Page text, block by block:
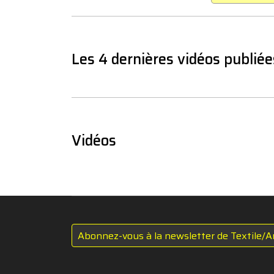
Les 4 dernières vidéos
Vidéos
Abonnez-vous à la newsletter de Textile/